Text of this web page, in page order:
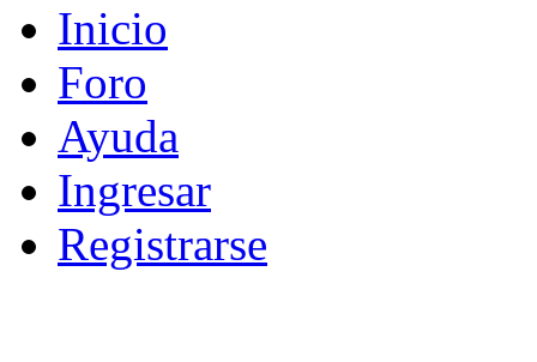
Inicio
Foro
Ayuda
Ingresar
Registrarse